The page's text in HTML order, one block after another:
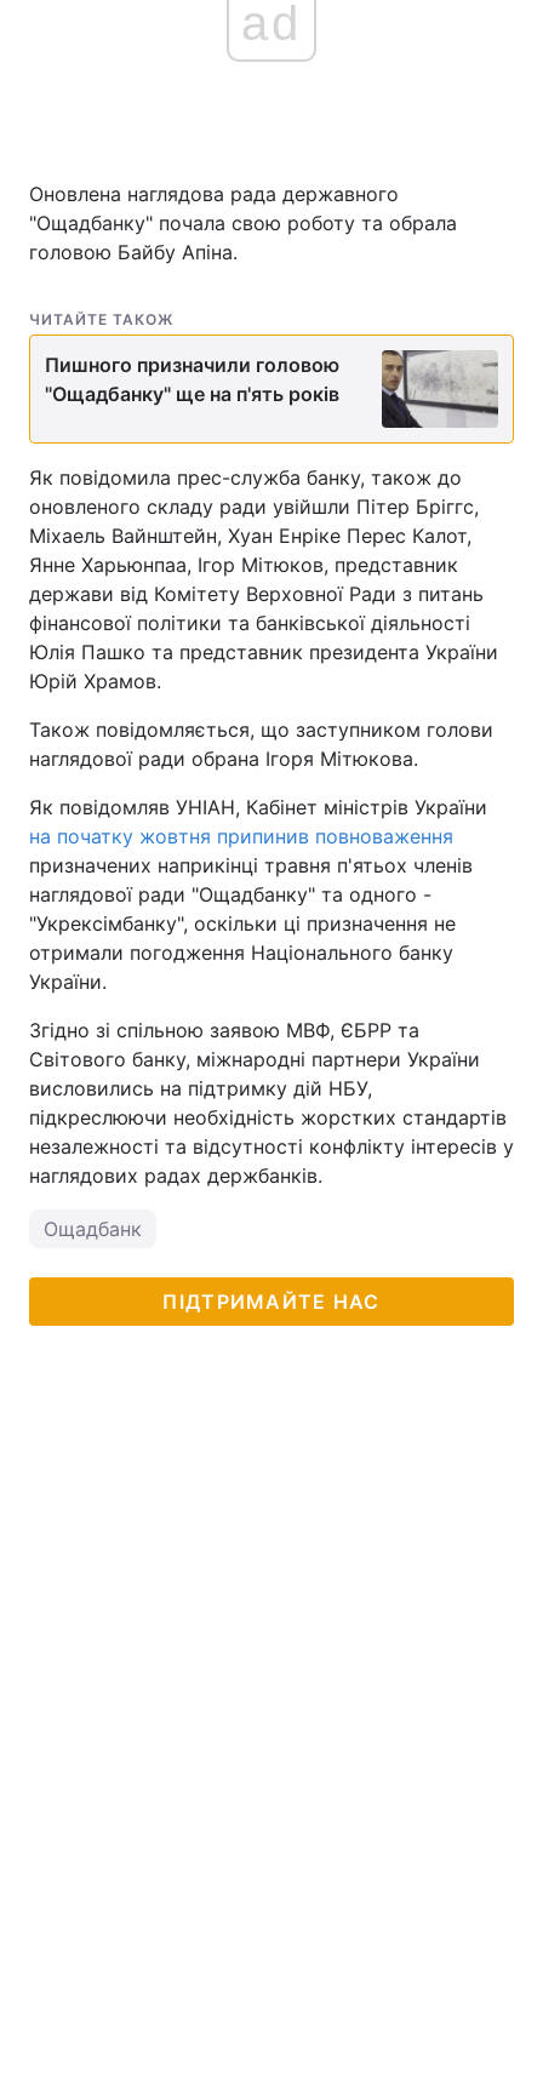
ad
Оновлена наглядова рада державного
"Ощадбанку" почала свою роботу та обрала
головою Байбу Апіна.
ЧИТАЙТЕ ТАКОЖ
Пишного призначили головою
"Ощадбанку" ще на п'ять років
Як повідомила прес-служба банку, також до
оновленого складу ради увійшли Пітер Бріггс,
Міхаель Вайнштейн, Хуан Енріке Перес Калот,
Янне Харьюнпаа, Ігор Мітюков, представник
держави від Комітету Верховної Ради з питань
фінансової політики та банківської діяльності
Юлія Пашко та представник президента України
Юрій Храмов.
Також повідомляється, що заступником голови
наглядової ради обрана Ігоря Мітюкова.
Як повідомляв УНІАН, Кабінет міністрів України
на початку жовтня припинив повноваження
призначених наприкінці травня п'ятьох членів
наглядової ради "Ощадбанку" та одного -
"Укрексімбанку", оскільки ці призначення не
отримали погодження Національного банку
України.
Згідно зі спільною заявою МВФ, ЄБРР та
Світового банку, міжнародні партнери України
висловились на підтримку дій НБУ,
підкреслюючи необхідність жорстких стандартів
незалежності та відсутності конфлікту інтересів у
наглядових радах держбанків.
Ощадбанк
ПІДТРИМАЙТЕ НАС